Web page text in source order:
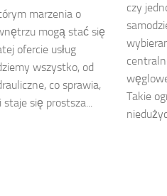
marzenia o
mogą stać się
ofercie usług
wszystko, od
co sprawia,
się prostsza...
czy
Takie